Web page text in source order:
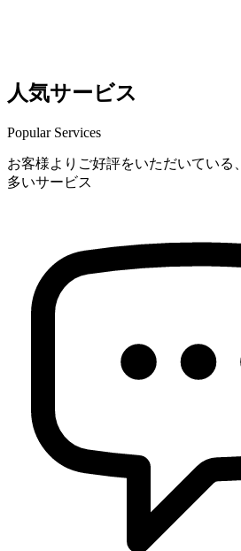
人気サービス
Popular Services
お客様よりご好評をいただいている
多いサービス